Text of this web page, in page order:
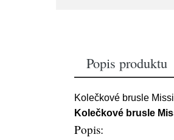
Popis produktu
Kolečkové brusle
Kolečkové brusle
Popis: